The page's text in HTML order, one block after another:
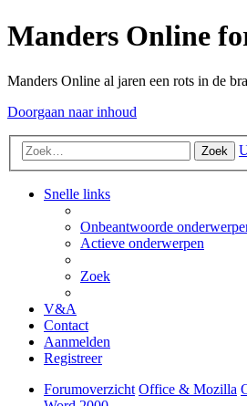
Manders Online
Manders Online al jaren een rots in de
Doorgaan naar inhoud
Zoek
Snelle links
Onbeantwoorde
Actieve onderwerpen
Zoek
V&A
Contact
Aanmelden
Registreer
Forumoverzicht Office & Mozilla